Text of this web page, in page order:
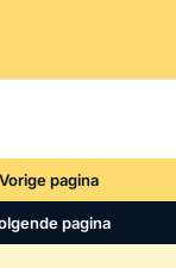
Vorige pagina
pagina